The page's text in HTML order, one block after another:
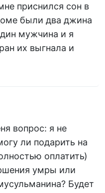
приснился сон в
были два джина
мужчина и я
их выгнала и
вопрос: я не
ли подарить на
оплатить)
умры или
Будет